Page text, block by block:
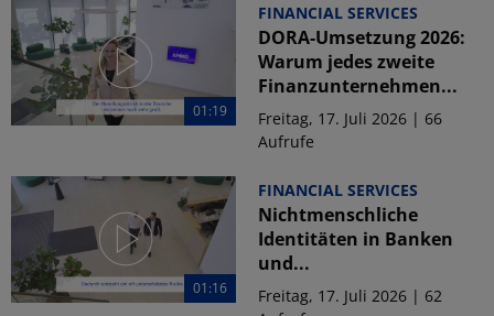
01:19
FINANCIAL SERVICES
DORA-Umsetzung 2026:
Warum jedes zweite
Finanzunternehmen...
Freitag, 17. Juli 2026 | 66
Aufrufe
01:16
FINANCIAL SERVICES
Nichtmenschliche
Identitäten in Banken
und...
Freitag, 17. Juli 2026 | 62